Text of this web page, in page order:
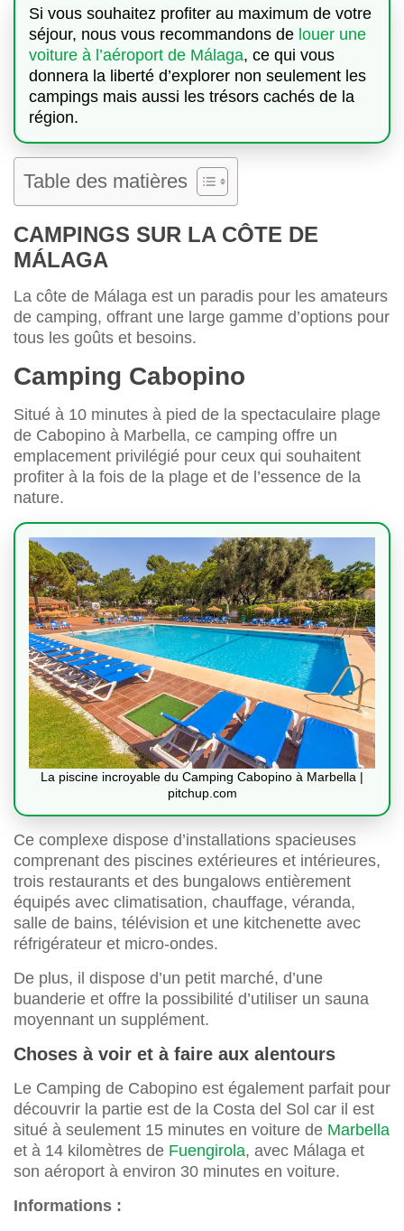
Si vous souhaitez profiter au maximum de votre
séjour, nous vous recommandons de louer une
voiture à l’aéroport de Málaga, ce qui vous
donnera la liberté d’explorer non seulement les
campings mais aussi les trésors cachés de la
région.
Table des matières
CAMPINGS SUR LA CÔTE DE
MÁLAGA
La côte de Málaga est un paradis pour les amateurs
de camping, offrant une large gamme d’options pour
tous les goûts et besoins.
Camping Cabopino
Situé à 10 minutes à pied de la spectaculaire plage
de Cabopino à Marbella, ce camping offre un
emplacement privilégié pour ceux qui souhaitent
profiter à la fois de la plage et de l’essence de la
nature.
La piscine incroyable du Camping Cabopino à Marbella |
pitchup.com
Ce complexe dispose d’installations spacieuses
comprenant des piscines extérieures et intérieures,
trois restaurants et des bungalows entièrement
équipés avec climatisation, chauffage, véranda,
salle de bains, télévision et une kitchenette avec
réfrigérateur et micro-ondes.
De plus, il dispose d’un petit marché, d’une
buanderie et offre la possibilité d’utiliser un sauna
moyennant un supplément.
Choses à voir et à faire aux alentours
Le Camping de Cabopino est également parfait pour
découvrir la partie est de la Costa del Sol car il est
situé à seulement 15 minutes en voiture de Marbella
et à 14 kilomètres de Fuengirola, avec Málaga et
son aéroport à environ 30 minutes en voiture.
Informations :